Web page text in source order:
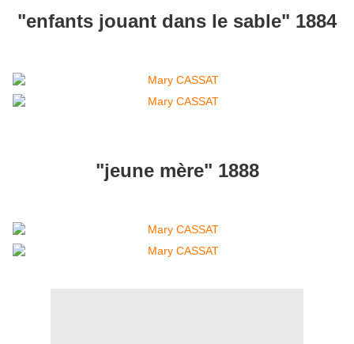
"enfants jouant dans le sable" 1884
"jeune mère" 1888